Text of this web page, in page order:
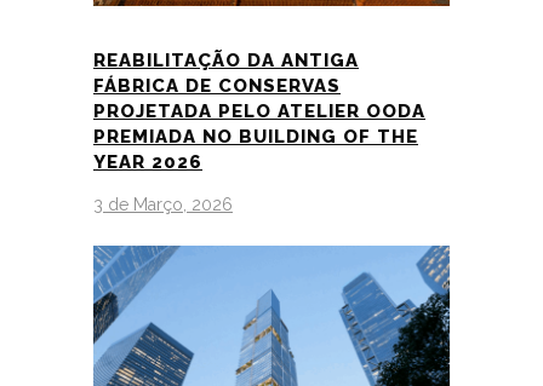
REABILITAÇÃO DA ANTIGA
FÁBRICA DE CONSERVAS
PROJETADA PELO ATELIER OODA
PREMIADA NO BUILDING OF THE
YEAR 2026
3 de Março, 2026